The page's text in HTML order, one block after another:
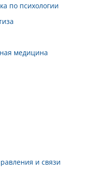
по психологии
медицина
и связи